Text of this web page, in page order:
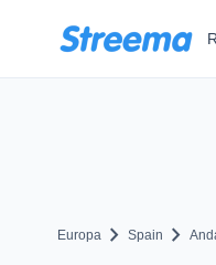
Europa chevron_right Spain chevron_right